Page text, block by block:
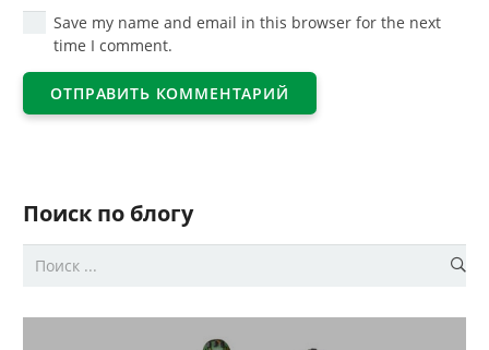
Save my name and email in this browser for the next
time I comment.
ОТПРАВИТЬ КОММЕНТАРИЙ
Поиск по блогу